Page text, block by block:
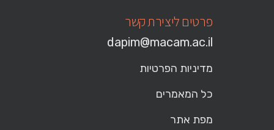
פרטים ליצירת קשר
dapim@macam.ac.il
מדיניות הפרטיות
כל המאמרים
מפת אתר